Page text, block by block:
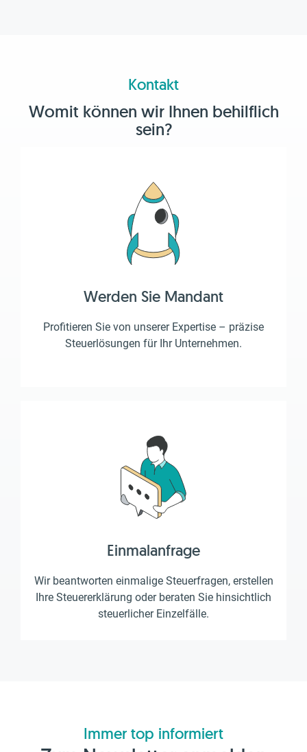
Kontakt
Womit können wir Ihnen behilflich
sein?
Werden Sie Mandant
Profitieren Sie von unserer Expertise – präzise
Steuerlösungen für Ihr Unternehmen.
Einmalanfrage
Wir beantworten einmalige Steuerfragen, erstellen
Ihre Steuererklärung oder beraten Sie hinsichtlich
steuerlicher Einzelfälle.
Immer top informiert